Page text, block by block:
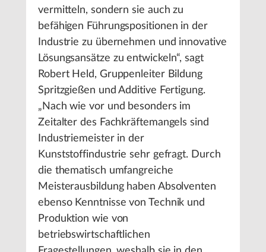
vermitteln, sondern sie auch zu
befähigen Führungspositionen in der
Industrie zu übernehmen und innovative
Lösungsansätze zu entwickeln“, sagt
Robert Held, Gruppenleiter Bildung
Spritzgießen und Additive Fertigung.
„Nach wie vor und besonders im
Zeitalter des Fachkräftemangels sind
Industriemeister in der
Kunststoffindustrie sehr gefragt. Durch
die thematisch umfangreiche
Meisterausbildung haben Absolventen
ebenso Kenntnisse von Technik und
Produktion wie von
betriebswirtschaftlichen